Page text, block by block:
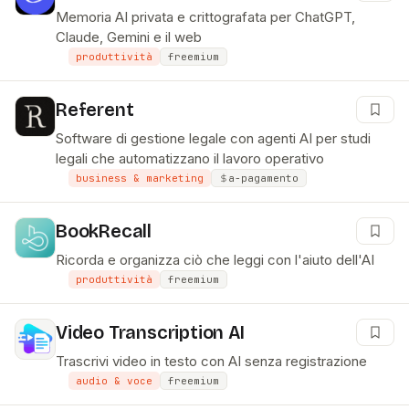
Memoria AI privata e crittografata per ChatGPT,
Claude, Gemini e il web
produttività freemium
Referent
Software di gestione legale con agenti AI per studi
legali che automatizzano il lavoro operativo
business & marketing a-pagamento
BookRecall
Ricorda e organizza ciò che leggi con l'aiuto dell'AI
produttività freemium
Video Transcription AI
Trascrivi video in testo con AI senza registrazione
audio & voce freemium